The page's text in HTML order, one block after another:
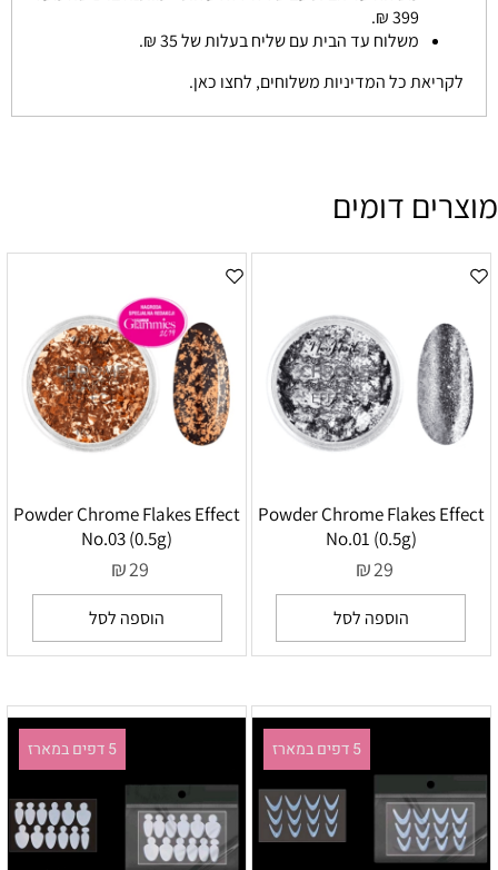
399 ₪.
משלוח עד הבית עם שליח בעלות של 35 ₪.
לקריאת כל המדיניות משלוחים, לחצו כאן.
מוצרים דומים
Powder Chrome Flakes Effect
No.01 (0.5g)
₪29
הוספה לסל
Powder Chrome Flakes Effect
No.03 (0.5g)
₪29
הוספה לסל
5 דפים במארז 5 דפים במארז